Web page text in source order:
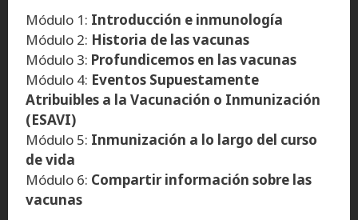
Módulo 1: Introducción e inmunología
Módulo 2: Historia de las vacunas
Módulo 3: Profundicemos en las vacunas
Módulo 4: Eventos Supuestamente
Atribuibles a la Vacunación o Inmunización
(ESAVI)
Módulo 5: Inmunización a lo largo del curso
de vida
Módulo 6: Compartir información sobre las
vacunas